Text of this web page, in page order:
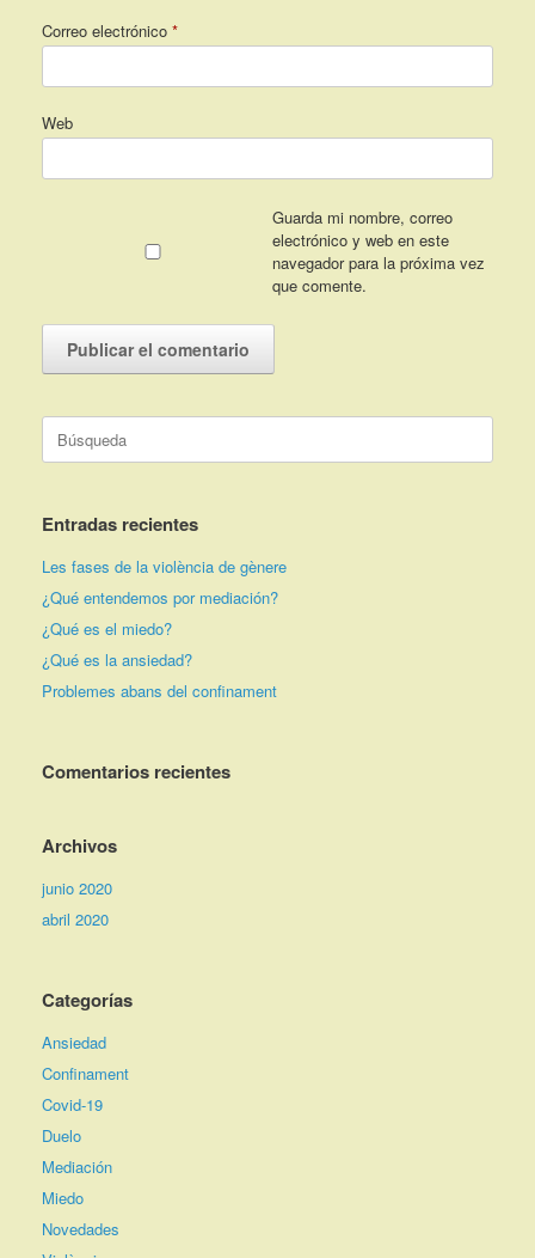
Correo electrónico *
Web
Guarda mi nombre, correo
electrónico y web en este
navegador para la próxima vez
que comente.
Buscar:
Entradas recientes
Les fases de la violència de gènere
¿Qué entendemos por mediación?
¿Qué es el miedo?
¿Qué es la ansiedad?
Problemes abans del confinament
Comentarios recientes
Archivos
junio 2020
abril 2020
Categorías
Ansiedad
Confinament
Covid-19
Duelo
Mediación
Miedo
Novedades